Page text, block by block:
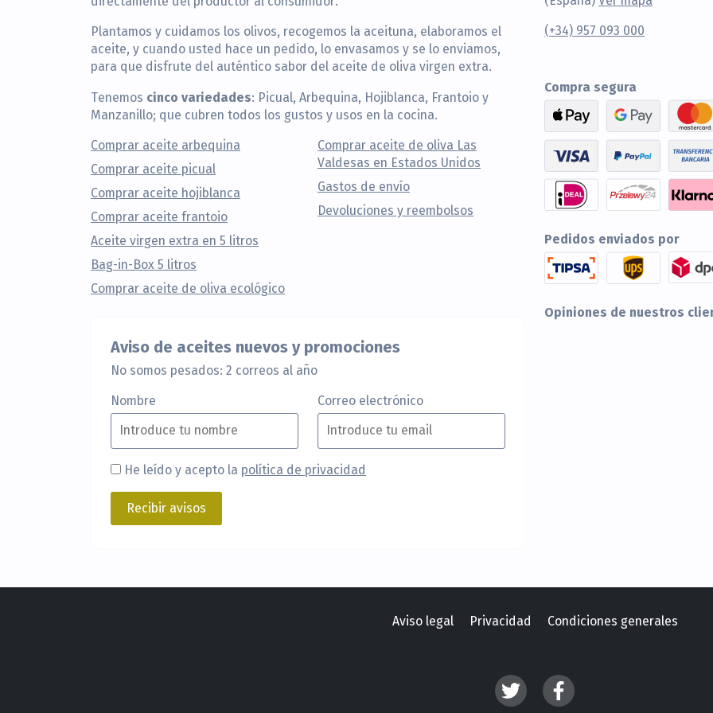
Plantamos y cuidamos los olivos, recogemos la aceituna, elaboramos el
aceite, y cuando usted hace un pedido, lo envasamos y se lo enviamos,
para que disfrute del auténtico sabor del aceite de oliva virgen extra.
Tenemos cinco variedades: Picual, Arbequina, Hojiblanca, Frantoio y
Manzanillo; que cubren todos los gustos y usos en la cocina.
Comprar aceite arbequina
Comprar aceite picual
Comprar aceite hojiblanca
Comprar aceite frantoio
Aceite virgen extra en 5 litros
Bag-in-Box 5 litros
Comprar aceite de oliva ecológico
Comprar aceite de oliva Las
Valdesas en Estados Unidos
Gastos de envío
Devoluciones y reembolsos
Aviso de aceites nuevos y promociones
No somos pesados: 2 correos al año
Nombre
Correo electrónico
He leído y acepto la política de privacidad
(+34) 957 093 000
Compra segura
Pedidos enviados por
Opiniones de nuestros
Aviso legal Privacidad Condiciones generales